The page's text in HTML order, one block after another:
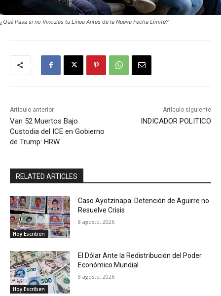
¿Qué Pasa si no Vinculas tu Línea Antes de la Nueva Fecha Límite?
Artículo anterior
Van 52 Muertos Bajo
Custodia del ICE en Gobierno
de Trump: HRW
Artículo siguiente
INDICADOR POLITICO
RELATED ARTICLES
Hoy Escriben
Caso Ayotzinapa: Detención de Aguirre no
Resuelve Crisis
8 agosto, 2026
Hoy Escriben
El Dólar Ante la Redistribución del Poder
Económico Mundial
8 agosto, 2026